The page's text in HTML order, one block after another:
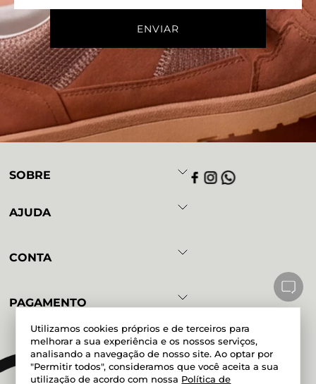
Utilizamos cookies próprios e de terceiros para
melhorar a sua experiência e os nossos serviços,
analisando a navegação de nosso site. Ao optar por
"Permitir todos", consideramos que você aceita a sua
utilização de acordo com nossa Política de
SOBRE
AJUDA
CONTA
PAGAMENTO
Powered by Developed by